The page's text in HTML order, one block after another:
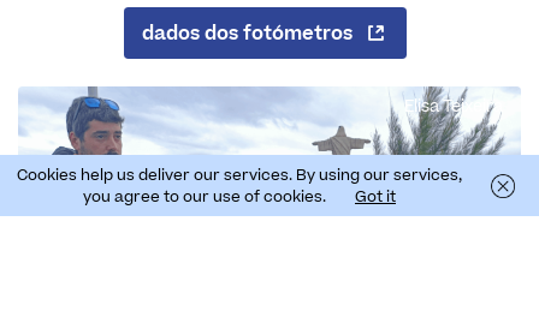
dados dos fotómetros
Elisa Teixeira
Cookies help us deliver our services. By using our services,
you agree to our use of cookies.
Got it